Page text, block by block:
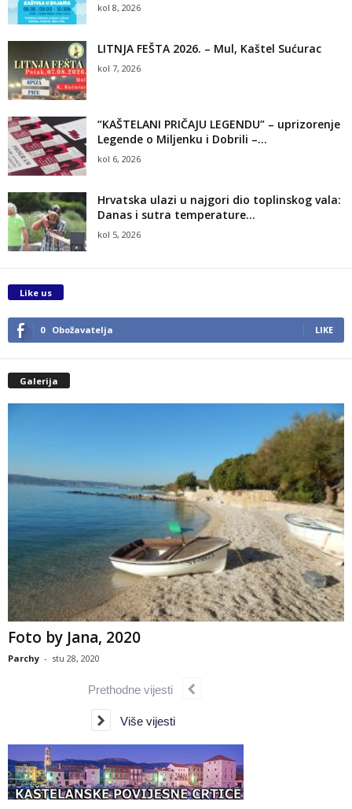
kol 8, 2026
LITNJA FEŠTA 2026. – Mul, Kaštel Sućurac
kol 7, 2026
“KAŠTELANI PRIČAJU LEGENDU” – uprizorenje
Legende o Miljenku i Dobrili –...
kol 6, 2026
Hrvatska ulazi u najgori dio toplinskog vala:
Danas i sutra temperature...
kol 5, 2026
Like us
0 Obožavatelja LIKE
Galerija
Foto by Jana, 2020
Parchy - stu 28, 2020
Prethodne vijesti
Više vijesti